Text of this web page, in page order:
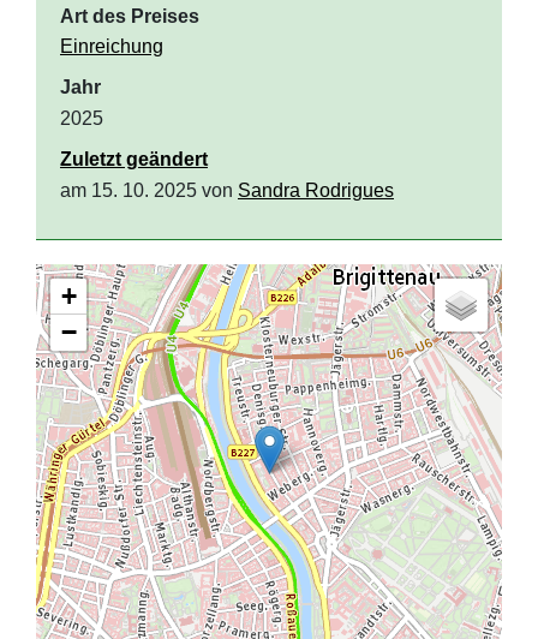
Art des Preises
Einreichung
Jahr
2025
Zuletzt geändert
am 15. 10. 2025 von Sandra Rodrigues
+
−